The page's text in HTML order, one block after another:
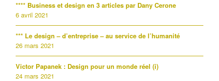
**** Business et design en 3 articles par Dany Cerone
6 avril 2021
*** Le design – d’entreprise – au service de l’humanité
26 mars 2021
Victor Papanek : Design pour un monde réel (i)
24 mars 2021